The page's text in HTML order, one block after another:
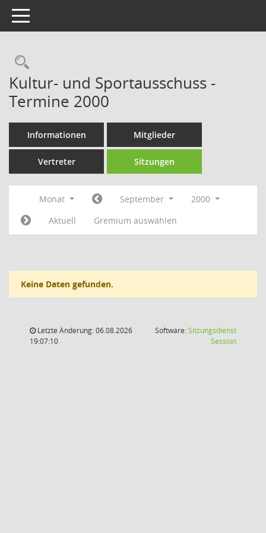
Toggle navigation
Rechercheauswahl
Kultur- und Sportausschuss -
Termine 2000
Informationen Mitglieder
Vertreter Sitzungen
Monat September
2000
Aktuell
Gremium auswählen
Keine Daten gefunden.
Letzte Änderung: 06.08.2026
19:07:10
Software:Sitzungsdienst
Session(Wird in